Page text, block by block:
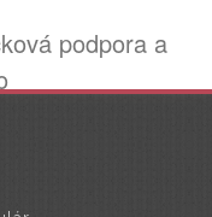
podpora a